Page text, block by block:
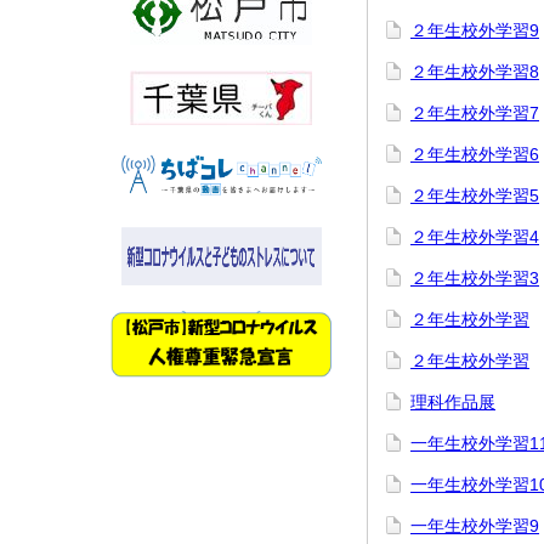
２年生校外学習9
２年生校外学習8
２年生校外学習7
２年生校外学習6
２年生校外学習5
２年生校外学習4
２年生校外学習3
２年生校外学習
２年生校外学習
理科作品展
一年生校外学習
一年生校外学習
一年生校外学習9